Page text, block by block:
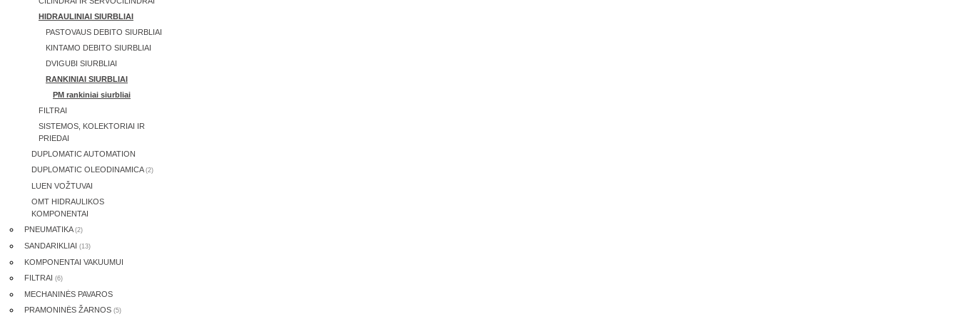
HIDRAULINIAI SIURBLIAI
PASTOVAUS DEBITO SIURBLIAI
KINTAMO DEBITO SIURBLIAI
DVIGUBI SIURBLIAI
RANKINIAI SIURBLIAI
PM rankiniai siurbliai
FILTRAI
SISTEMOS, KOLEKTORIAI IR
PRIEDAI
DUPLOMATIC AUTOMATION
DUPLOMATIC OLEODINAMICA (2)
LUEN VOŽTUVAI
OMT HIDRAULIKOS
KOMPONENTAI
PNEUMATIKA (2)
SANDARIKLIAI (13)
KOMPONENTAI VAKUUMUI
FILTRAI (6)
MECHANINĖS PAVAROS
PRAMONINĖS ŽARNOS (5)